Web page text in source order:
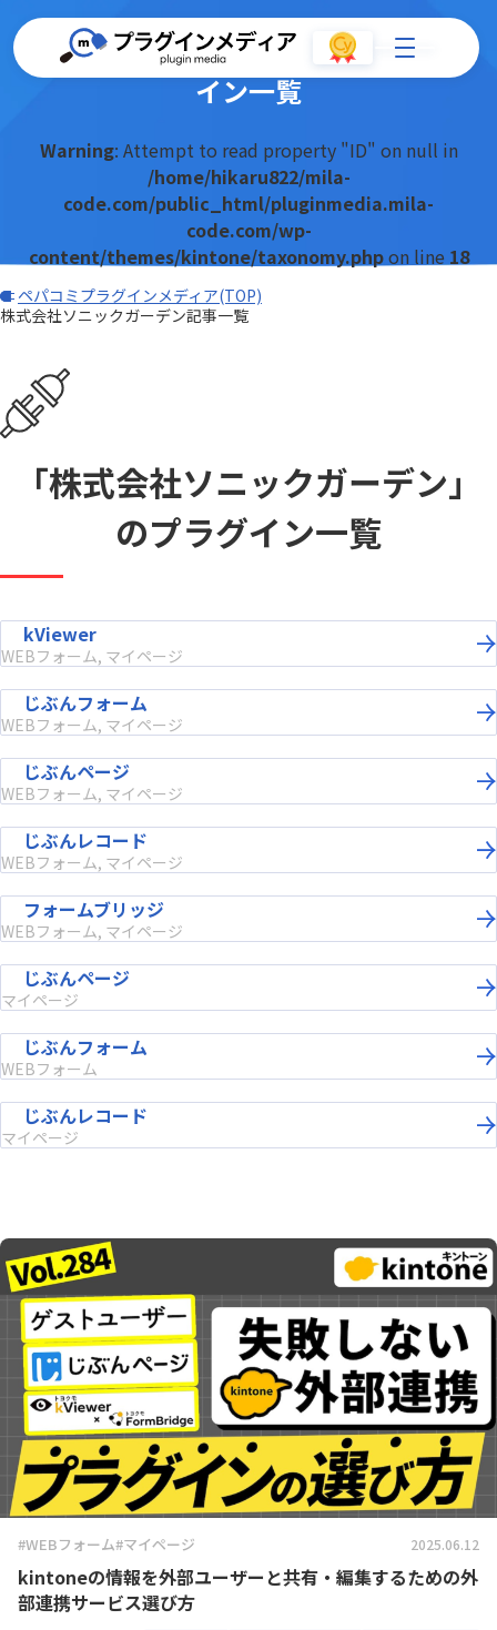
株式会社ソニックガーデンのプラグ
イン一覧
Warning: Attempt to read property "ID" on null in
/home/hikaru822/mila-
code.com/public_html/pluginmedia.mila-
code.com/wp-
content/themes/kintone/taxonomy.phpon line 18
ペパコミプラグインメディア(TOP)
株式会社ソニックガーデン記事一覧
「株式会社ソニックガーデン」
のプラグイン一覧
kViewer
WEBフォーム, マイページ
じぶんフォーム
WEBフォーム, マイページ
じぶんページ
WEBフォーム, マイページ
じぶんレコード
WEBフォーム, マイページ
フォームブリッジ
WEBフォーム, マイページ
じぶんページ
マイページ
じぶんフォーム
WEBフォーム
じぶんレコード
マイページ
#WEBフォーム#マイページ 2025.06.12
kintoneの情報を外部ユーザーと共有・編集するための外
部連携サービス選び方